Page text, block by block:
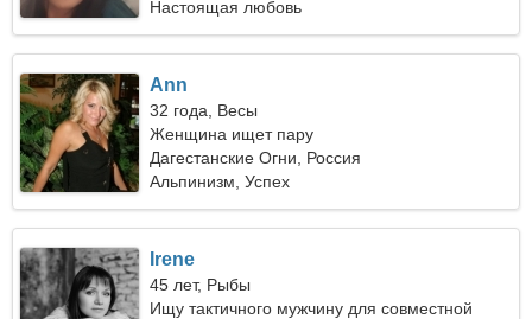
Настоящая любовь
Ann
32 года, Весы
Женщина ищет пару
Дагестанские Огни, Россия
Альпинизм, Успех
Irene
45 лет, Рыбы
Ищу тактичного мужчину для совместной